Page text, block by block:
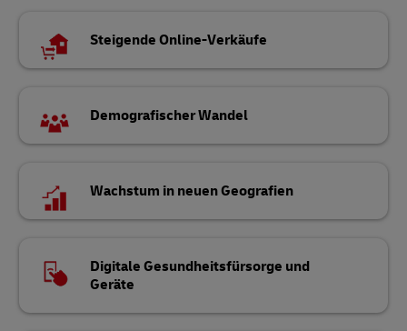
Steigende Online-Verkäufe
Demografischer Wandel
Wachstum in neuen Geografien
Digitale Gesundheitsfürsorge und
Geräte